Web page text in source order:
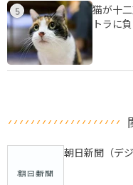
5
猫が十
トラに
朝日新聞（デジ